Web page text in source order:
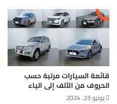
قائمة السيارات مرتبة حسب
الحروف من الألف إلى الياء
يونيو 23, 2024